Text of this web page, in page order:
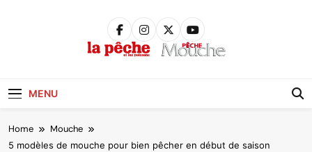
MENU
Home Mouche
5 modèles de mouche pour bien pêcher en début de saison